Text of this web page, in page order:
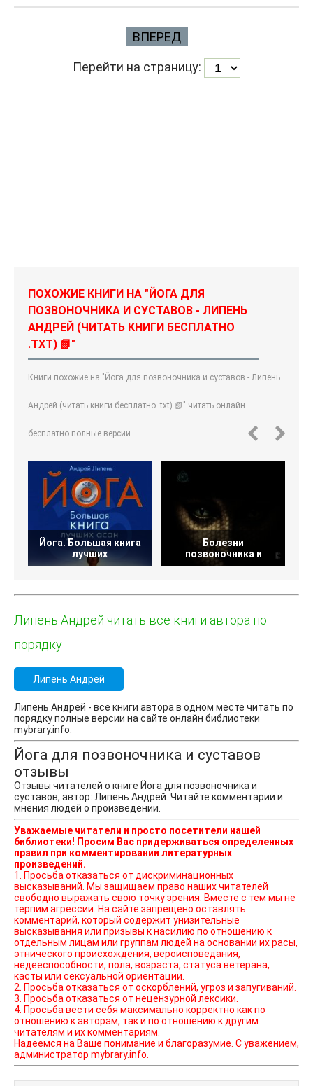
ВПЕРЕД
Перейти на страницу:
ПОХОЖИЕ КНИГИ НА "ЙОГА ДЛЯ
ПОЗВОНОЧНИКА И СУСТАВОВ - ЛИПЕНЬ
АНДРЕЙ (ЧИТАТЬ КНИГИ БЕСПЛАТНО
.TXT) 📗"
Книги похожие на "Йога для позвоночника и суставов - Липень
Андрей (читать книги бесплатно .txt) 📗" читать онлайн
бесплатно полные версии.
Йога. Большая книга
лучших
Болезни
позвоночника и
Липень Андрей читать все книги автора по
порядку
Липень Андрей
Липень Андрей - все книги автора в одном месте читать по
порядку полные версии на сайте онлайн библиотеки
mybrary.info.
Йога для позвоночника и суставов
отзывы
Отзывы читателей о книге Йога для позвоночника и
суставов, автор: Липень Андрей. Читайте комментарии и
мнения людей о произведении.
Уважаемые читатели и просто посетители нашей
библиотеки! Просим Вас придерживаться определенных
правил при комментировании литературных
произведений.
1. Просьба отказаться от дискриминационных
высказываний. Мы защищаем право наших читателей
свободно выражать свою точку зрения. Вместе с тем мы не
терпим агрессии. На сайте запрещено оставлять
комментарий, который содержит унизительные
высказывания или призывы к насилию по отношению к
отдельным лицам или группам людей на основании их расы,
этнического происхождения, вероисповедания,
недееспособности, пола, возраста, статуса ветерана,
касты или сексуальной ориентации.
2. Просьба отказаться от оскорблений, угроз и запугиваний.
3. Просьба отказаться от нецензурной лексики.
4. Просьба вести себя максимально корректно как по
отношению к авторам, так и по отношению к другим
читателям и их комментариям.
Надеемся на Ваше понимание и благоразумие. С уважением,
администратор mybrary.info.